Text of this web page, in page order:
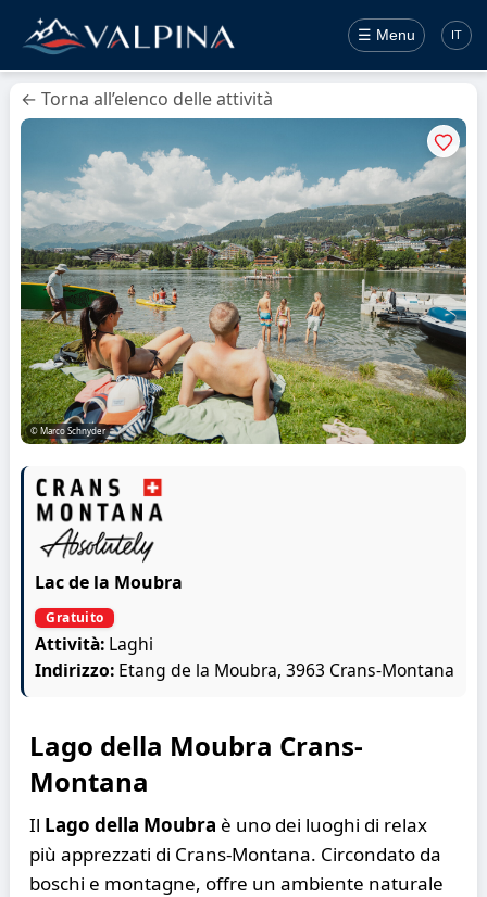
☰ Menu IT
← Torna all’elenco delle attività
Lac de la Moubra
Gratuito
Attività: Laghi
Indirizzo: Etang de la Moubra, 3963 Crans-Montana
© Marco Schnyder
Lago della Moubra Crans-
Montana
Il Lago della Moubra è uno dei luoghi di relax
più apprezzati di Crans-Montana. Circondato da
boschi e montagne, offre un ambiente naturale